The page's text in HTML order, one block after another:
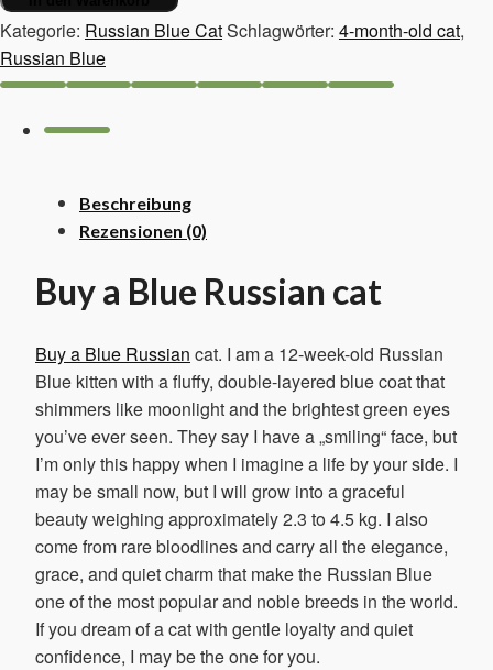
old
cat,
Russian
Menge
Kategorie: Russian Blue CatSchlagwörter: 4-month-old cat,
Russian Blue
Beschreibung
Rezensionen (0)
Buy a Blue Russian cat
Buy a Blue Russian cat. I am a 12-week-old Russian
Blue kitten with a fluffy, double-layered blue coat that
shimmers like moonlight and the brightest green eyes
you’ve ever seen. They say I have a „smiling“ face, but
I’m only this happy when I imagine a life by your side. I
may be small now, but I will grow into a graceful
beauty weighing approximately 2.3 to 4.5 kg. I also
come from rare bloodlines and carry all the elegance,
grace, and quiet charm that make the Russian Blue
one of the most popular and noble breeds in the world.
If you dream of a cat with gentle loyalty and quiet
confidence, I may be the one for you.